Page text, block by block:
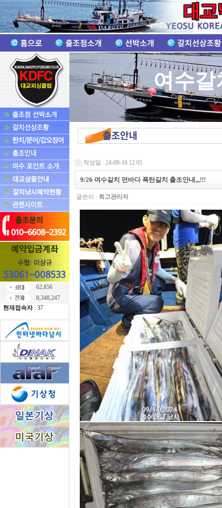
62,856
8,348,247
현재접속자: 37
여수갈
작성일 : 24-09-18 12:05
9/26 여수갈치 먼바다 폭탄갈치 출조안내,,,!!!
글쓴이 : 최고관리자